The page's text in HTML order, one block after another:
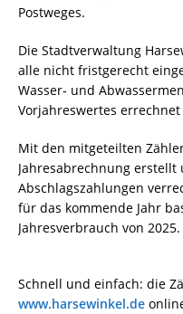
Postweges.
Die Stadtverwaltung
alle nicht fristgerecht
Wasser- und
Vorjahreswertes
Mit den mitgeteilten
Jahresabrechnung
Abschlagszahlungen
für das kommende Jahr
Jahresverbrauch von 2025.
Schnell und einfach: die
www.harsewinkel.de